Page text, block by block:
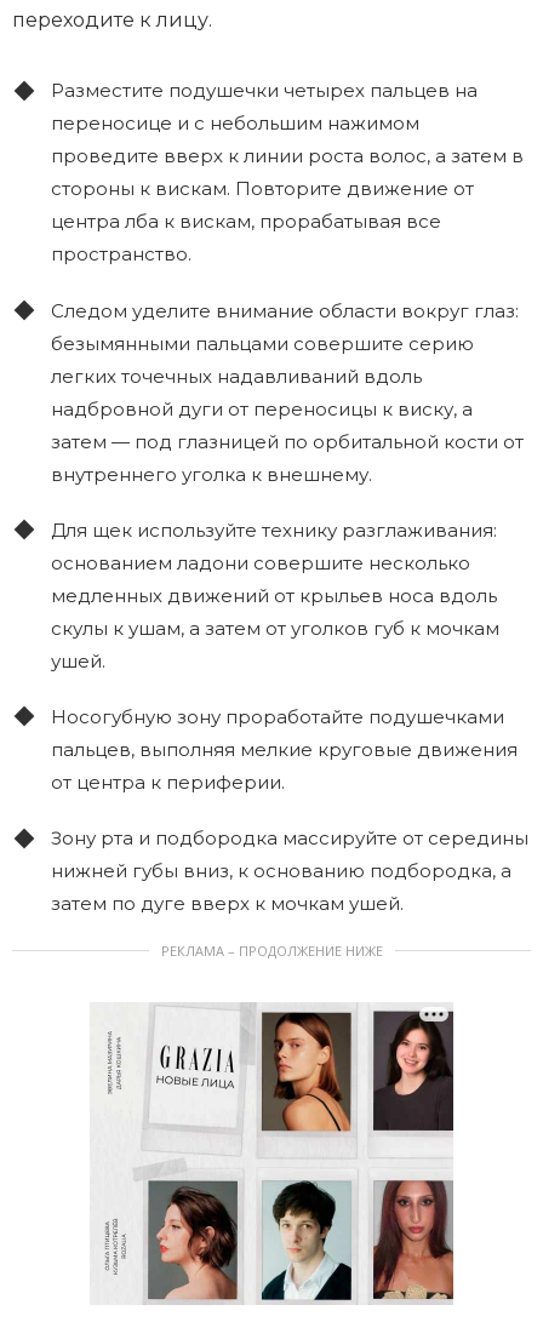
переходите к лицу.
Разместите подушечки четырех пальцев на
переносице и с небольшим нажимом
проведите вверх к линии роста волос, а затем в
стороны к вискам. Повторите движение от
центра лба к вискам, прорабатывая все
пространство.
Следом уделите внимание области вокруг глаз:
безымянными пальцами совершите серию
легких точечных надавливаний вдоль
надбровной дуги от переносицы к виску, а
затем — под глазницей по орбитальной кости от
внутреннего уголка к внешнему.
Для щек используйте технику разглаживания:
основанием ладони совершите несколько
медленных движений от крыльев носа вдоль
скулы к ушам, а затем от уголков губ к мочкам
ушей.
Носогубную зону проработайте подушечками
пальцев, выполняя мелкие круговые движения
от центра к периферии.
Зону рта и подбородка массируйте от середины
нижней губы вниз, к основанию подбородка, а
затем по дуге вверх к мочкам ушей.
РЕКЛАМА – ПРОДОЛЖЕНИЕ НИЖЕ